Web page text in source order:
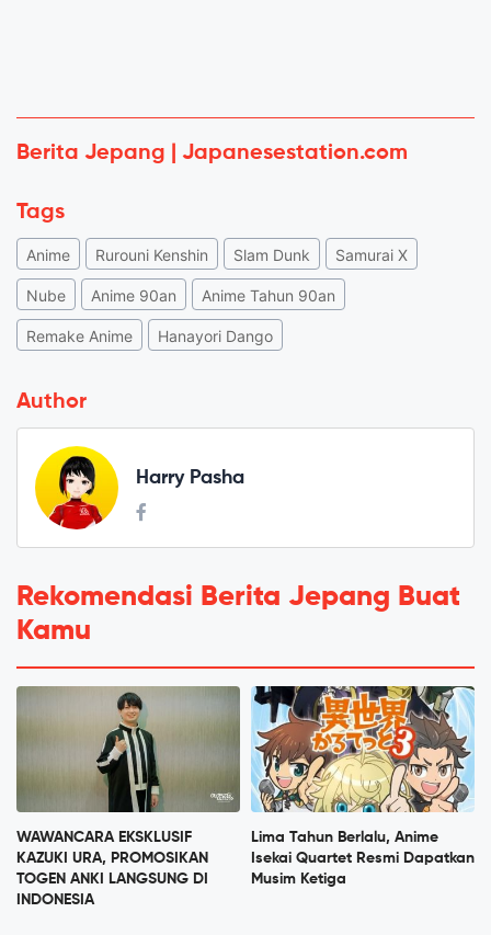
Berita Jepang | Japanesestation.com
Tags
Anime Rurouni Kenshin Slam Dunk Samurai X
Nube Anime 90an Anime Tahun 90an
Remake Anime Hanayori Dango
Author
Harry Pasha
Rekomendasi Berita Jepang Buat
Kamu
WAWANCARA EKSKLUSIF
KAZUKI URA, PROMOSIKAN
TOGEN ANKI LANGSUNG DI
INDONESIA
Lima Tahun Berlalu, Anime
Isekai Quartet Resmi Dapatkan
Musim Ketiga